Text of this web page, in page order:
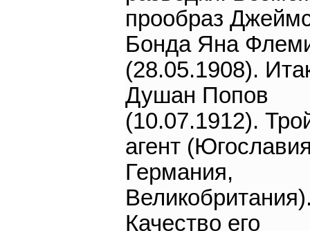
прообраз
Бонда Яна
(28.05.1908).
Душан Попов
(10.07.1912).
агент
Германия,
Качество его